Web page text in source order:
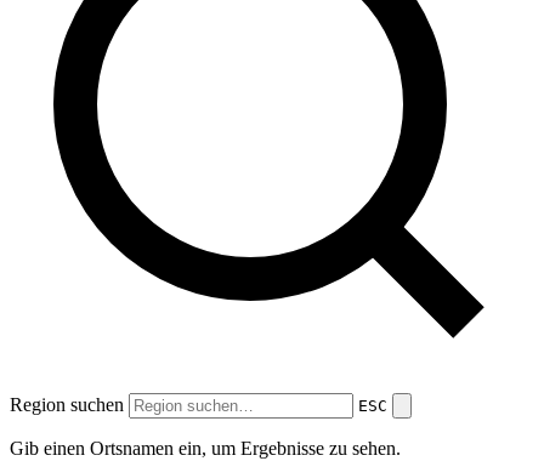
Region suchen ESC
Gib einen Ortsnamen ein, um Ergebnisse zu sehen.